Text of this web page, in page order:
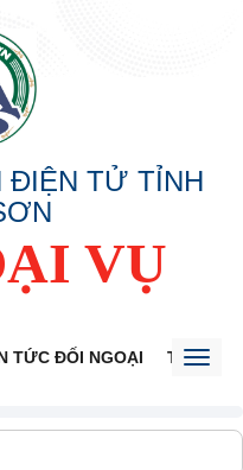
ĐIỆN TỬ TỈNH
VỤ
TỨC ĐỐI NGOẠI THÔNG